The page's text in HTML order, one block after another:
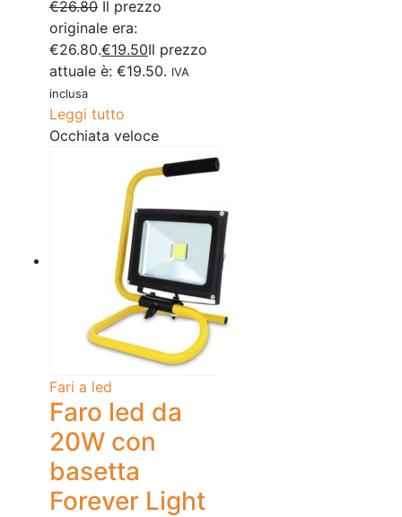
€26.80 Il prezzo
originale era:
€26.80.€19.50Il prezzo
attuale è: €19.50. IVA
inclusa
Leggi tutto
Occhiata veloce
Fari a led
Faro led da
20W con
basetta
Forever Light